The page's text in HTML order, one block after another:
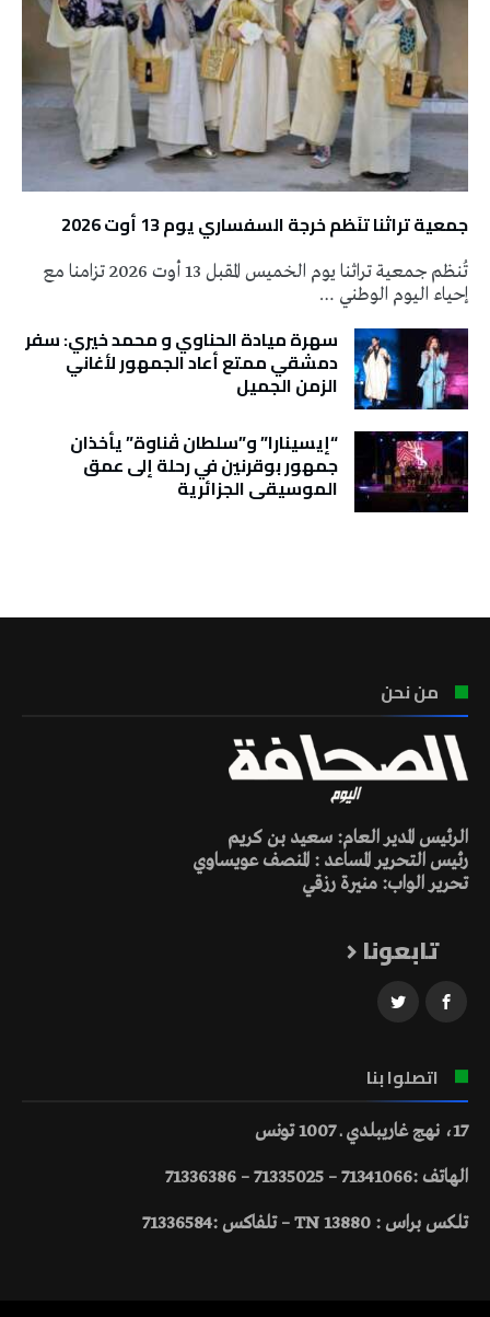
جمعية تراثنا تنَظم خرجة السفساري يوم 13 أوت 2026
تُنظم جمعية تراثنا يوم الخميس المقبل 13 أوت 2026 تزامنا مع
إحياء اليوم الوطني …
سهرة ميادة الحناوي و محمد خيري: سفر
دمشقي ممتع أعاد الجمهور لأغاني
الزمن الجميل
“إيسينارا” و”سلطان ڤناوة” يأخذان
جمهور بوقرنين في رحلة إلى عمق
الموسيقى الجزائرية
من نحن
الرئيس المدير العام: سعيد بن كريم
رئيس التحرير المساعد : المنصف عويساوي
تحرير الواب: منيرة رزقي
تابعونا
اتصلوا بنا
17، نهج غاريبلدي ـ 1007 تونس
الهاتف :71341066 – 71335025 – 71336386
تلكس براس : 13880 TN – تلفاكس :71336584